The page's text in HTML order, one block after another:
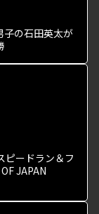
子の石田英太が
ピードラン＆フ
JAPAN